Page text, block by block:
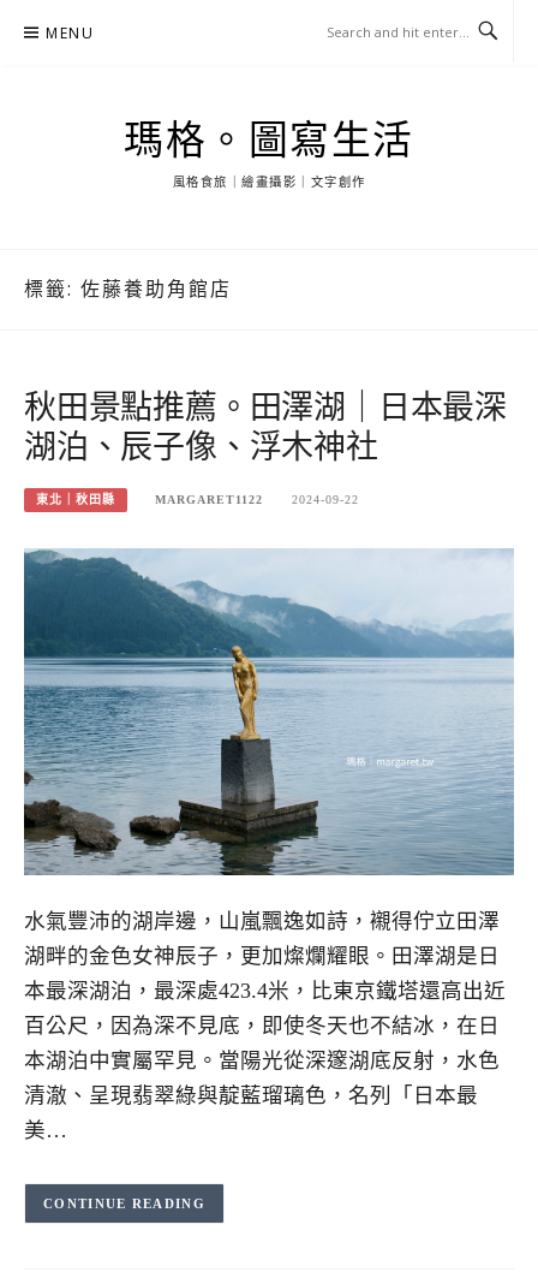
MENU
瑪格。圖寫生活
風格食旅｜繪畫攝影｜文字創作
標籤: 佐藤養助角館店
秋田景點推薦。田澤湖｜日本最深
湖泊、辰子像、浮木神社
東北｜秋田縣 MARGARET1122 2024-09-22
水氣豐沛的湖岸邊，山嵐飄逸如詩，襯得佇立田澤
湖畔的金色女神辰子，更加燦爛耀眼。田澤湖是日
本最深湖泊，最深處423.4米，比東京鐵塔還高出近
百公尺，因為深不見底，即使冬天也不結冰，在日
本湖泊中實屬罕見。當陽光從深邃湖底反射，水色
清澈、呈現翡翠綠與靛藍瑠璃色，名列「日本最
美…
CONTINUE READING